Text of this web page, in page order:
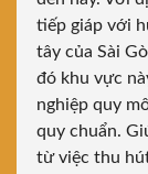
tiếp giáp với
tây của Sài
đó khu vực
nghiệp quy
quy chuẩn.
từ việc thu